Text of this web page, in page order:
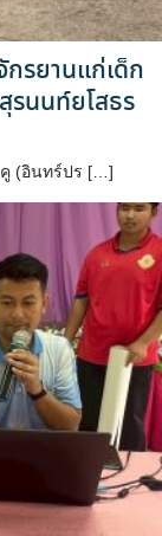
รยานแก่เด็ก
รนนท์ยโสธร
(อินทร์ปร […]